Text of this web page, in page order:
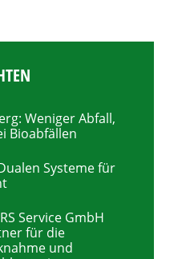
Weniger Abfall,
Bioabfällen
Systeme für
Service GmbH
für die
und